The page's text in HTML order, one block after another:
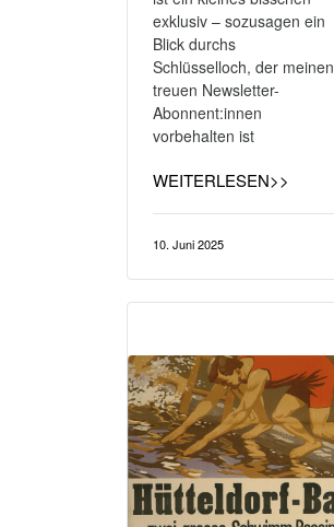
exklusiv – sozusagen ein
Blick durchs
Schlüsselloch, der meinen
treuen Newsletter-
Abonnent:innen
vorbehalten ist
WEITERLESEN>>
10. Juni 2025